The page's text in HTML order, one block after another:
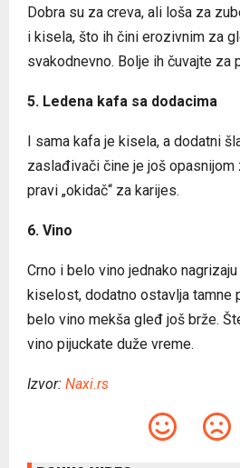
Dobra su za creva, ali loša za
i kisela, što ih čini erozivnim za
svakodnevno. Bolje ih čuvajte za
5. Ledena kafa sa dodacima
I sama kafa je kisela, a dodatni
zaslađivači čine je još
pravi „okidač“ za karijes.
6. Vino
Crno i belo vino jednako
kiselost, dodatno ostavlja tamne
belo vino mekša gleđ još brže.
vino pijuckate duže vreme.
Izvor: Naxi.rs